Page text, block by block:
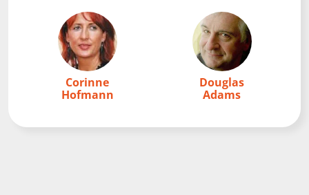
Corinne
Hofmann
Douglas
Adams